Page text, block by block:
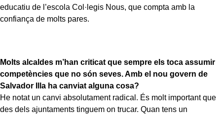
educatiu de l’escola Col·legis Nous, que compta amb la
confiança de molts pares.
Molts alcaldes m’han criticat que sempre els toca assumir
competències que no són seves. Amb el nou govern de
Salvador Illa ha canviat alguna cosa?
He notat un canvi absolutament radical. És molt important que
des dels ajuntaments tinguem on trucar. Quan tens un